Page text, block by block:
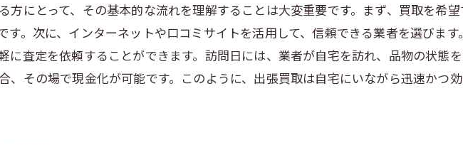
査定の際に知っておくべきポイント
口コミを活用して信頼できる業者を見つける
地元業者ならではのサービスを活かす方法
方にとって、その基本的な流れを理解することは大変重要です。まず、買取を希
す。次に、インターネットや口コミサイトを活用して、信頼できる業者を選びま
に査定を依頼することができます。訪問日には、業者が自宅を訪れ、品物の状態
、その場で現金化が可能です。このように、出張買取は自宅にいながら迅速かつ